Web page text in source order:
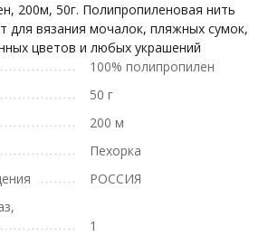
200м, 50г. Полипропиленовая нить
для вязания мочалок, пляжных сумок,
цветов и любых украшений
100% полипропилен
50 г
200 м
Пехорка
РОССИЯ
1